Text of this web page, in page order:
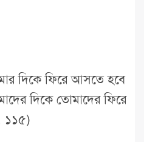
দিকে ফিরে আসতে হবে
দিকে তোমাদের ফিরে
১১৫)